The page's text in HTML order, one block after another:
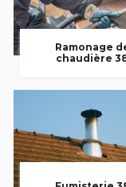
Ramonage
chaudière